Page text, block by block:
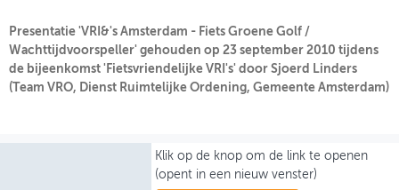
THEMASITES
MIJN PROFIEL
Presentatie 'VRI&'s Amsterdam - Fiets Groene Golf /
Wachttijdvoorspeller' gehouden op 23 september 2010 tijdens
de bijeenkomst 'Fietsvriendelijke VRI's' door Sjoerd Linders
(Team VRO, Dienst Ruimtelijke Ordening, Gemeente Amsterdam)
Klik op de knop om de link te openen
(opent in een nieuw venster)